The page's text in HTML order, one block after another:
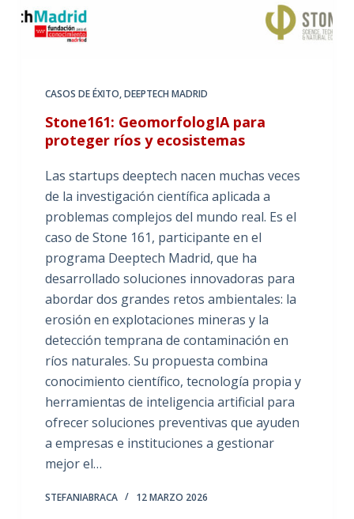
CASOS DE ÉXITO,DEEPTECH MADRID
Stone161: GeomorfologIA para
proteger ríos y ecosistemas
Las startups deeptech nacen muchas veces
de la investigación científica aplicada a
problemas complejos del mundo real. Es el
caso de Stone 161, participante en el
programa Deeptech Madrid, que ha
desarrollado soluciones innovadoras para
abordar dos grandes retos ambientales: la
erosión en explotaciones mineras y la
detección temprana de contaminación en
ríos naturales. Su propuesta combina
conocimiento científico, tecnología propia y
herramientas de inteligencia artificial para
ofrecer soluciones preventivas que ayuden
a empresas e instituciones a gestionar
mejor el…
STEFANIABRACA 12 MARZO 2026